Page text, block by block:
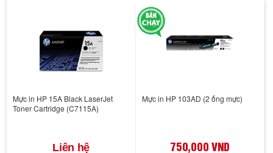
Mực in HP 15A Black LaserJet
Toner Cartridge (C7115A)
Liên hệ
Mực in HP 103AD (2 ống mực)
750,000 VND